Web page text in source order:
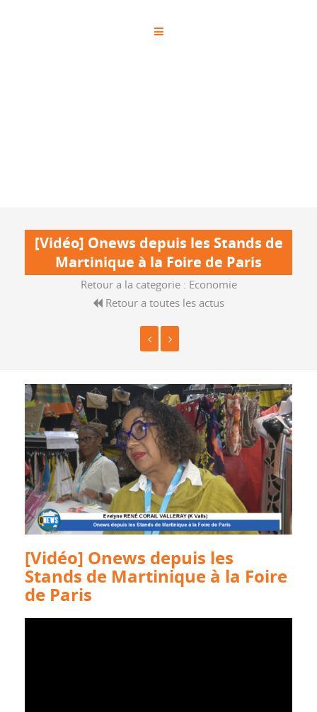
[Vidéo] Onews depuis les Stands de
Martinique à la Foire de Paris
Retour a la categorie : Economie
Retour a toutes les actus
[Vidéo] Onews depuis les
Stands de Martinique à la Foire
de Paris